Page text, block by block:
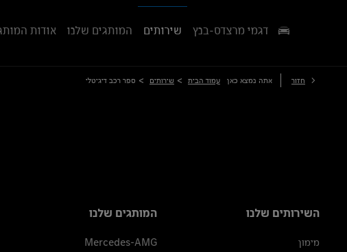
דגמי מרצדס-בנץ שירותים המותגים שלנו אודות
חזור אתה נמצא כאן עמוד הבית > שירותים > ספר רכב דיגיטלי
השירותים שלנו
מימון
המותגים שלנו
Mercedes-AMG